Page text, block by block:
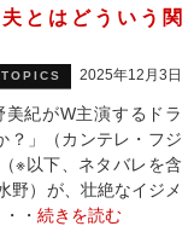
とはどういう関
TOPICS 2025年12月3日
紀がW主演するドラ
？」（カンテレ・フジ
※以下、ネタバレを含
）が、壮絶なイジメ
・ 続きを読む